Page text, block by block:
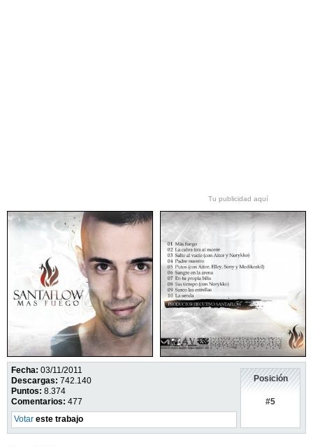
Tu publicidad aquí
Fecha: 03/11/2011
Descargas: 742.140
Puntos: 8.374
Comentarios: 477
Votar este trabajo
Posición
#5